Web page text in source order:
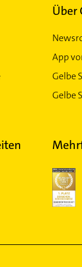
Über
App
Gelbe
Gelbe